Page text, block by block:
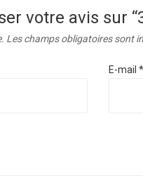
votre avis sur
Les champs obligatoires sont
E-mail *